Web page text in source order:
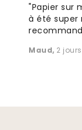
"Papier sur
à été super
Maud, 2